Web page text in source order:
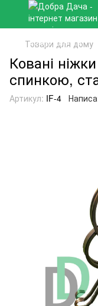
Товари для дому
Ковані
спинкою,
Артикул: IF-4